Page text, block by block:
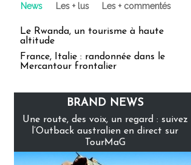
News Les + lus Les + commentés
Le Rwanda, un tourisme à haute
altitude
France, Italie : randonnée dans le
Mercantour frontalier
BRAND NEWS
Une route, des voix, un regard : suivez
l’Outback australien en direct sur
TourMaG